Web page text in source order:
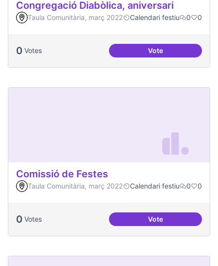
Congregació Diabòlica, aniversari
Taula Comunitària, març 2022 Calendari festiu 0 0
0 Votes VoteCongregació
Comissió de Festes
Taula Comunitària, març 2022 Calendari festiu 0 0
0 Votes VoteComissió de